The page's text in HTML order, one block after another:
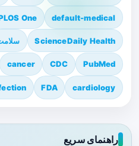
default-medical
One
ScienceDaily Health
PubMed
CDC
cancer
cardiology
FDA
راهنمای سریع